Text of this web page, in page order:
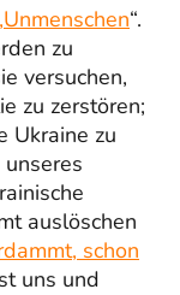
“.
zu
versuchen,
zu zerstören;
Ukraine zu
auslöschen
schon
uns und